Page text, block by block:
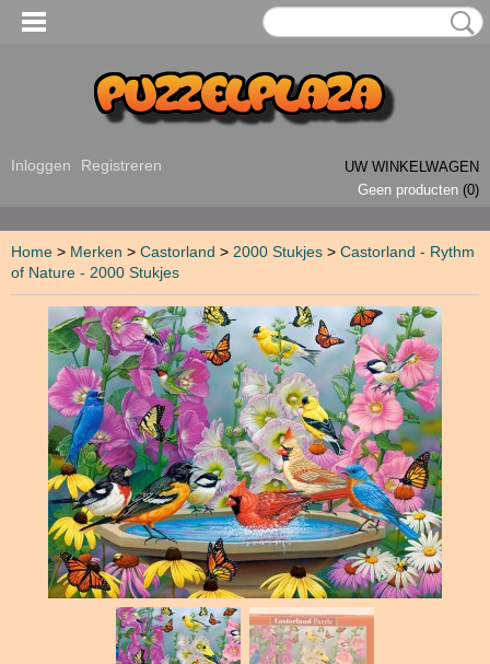
Inloggen Registreren
UW WINKELWAGEN
Geen producten (0)
Home > Merken > Castorland > 2000 Stukjes > Castorland - Rythm
of Nature - 2000 Stukjes